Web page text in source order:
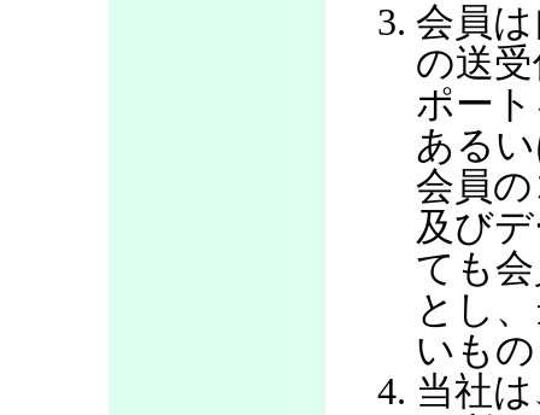
会員
の送
ポー
ある
会員
及び
ても
とし
いも
当社